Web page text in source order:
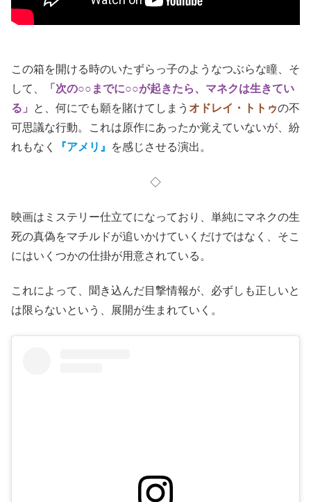
この箱を開ける時のいたずらっ子のようなつぶらな瞳、そ
して、
「次の○○までに○○が起きたら、マネクは生きてい
る」
と、何にでも願を賭けてしまう オドレイ・トトゥの不
可思議な行動。これは原作にあったか覚えていないが、紛
れもなく
『アメリ』 を感じさせる演出。
◇
映画はミステリー仕立てになっており、単純にマネクの生
死の真偽をマチルドが追いかけていくだけではなく、そこ
にはいくつかの仕掛が用意されている。
これによって、聞き込んだ目撃情報が、必ずしも正しいと
は限らないという、展開が生まれていく。